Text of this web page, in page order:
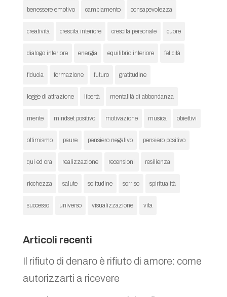
benessere emotivo cambiamento consapevolezza
creatività crescita interiore crescita personale cuore
dialogo interiore energia equilibrio interiore felicità
fiducia formazione futuro gratitudine
legge di attrazione libertà mentalità di abbondanza
mente mindset positivo motivazione musica obiettivi
ottimismo paure pensiero negativo pensiero positivo
qui ed ora realizzazione recensioni resilienza
ricchezza salute solitudine sorriso spiritualità
successo universo visualizzazione vita
Articoli recenti
Il rifiuto di denaro è rifiuto di amore: come
autorizzarti a ricevere